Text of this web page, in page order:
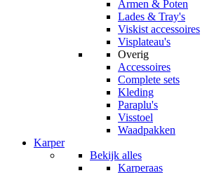
Armen & Poten
Lades & Tray's
Viskist accessoires
Visplateau's
Overig
Accessoires
Complete sets
Kleding
Paraplu's
Visstoel
Waadpakken
Karper
Bekijk alles
Karperaas